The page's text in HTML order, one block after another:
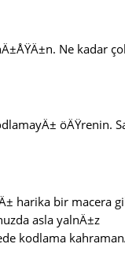
Ne kadar
öÄŸrenin.
harika bir macera
asla yalnÄ±z
kodlama